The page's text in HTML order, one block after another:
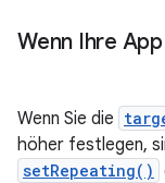
Wenn Ihre
Wenn Sie die
höher festlegen,
setRepeating()